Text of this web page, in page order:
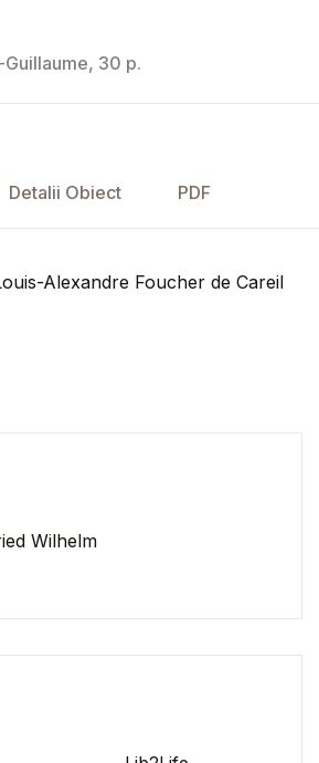
30 p.
Detalii Obiect PDF
Alexandre Foucher de Careil
Wilhelm